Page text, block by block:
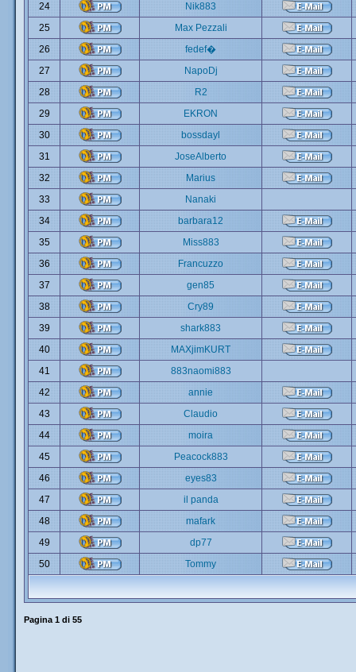
24
Nik883
25
Max Pezzali
26
fedef�
27
NapoDj
28
R2
29
EKRON
30
bossdayl
31
JoseAlberto
32
Marius
33
Nanaki
34
barbara12
35
Miss883
36
Francuzzo
37
gen85
38
Cry89
39
shark883
40
MAXjimKURT
41
883naomi883
42
annie
43
Claudio
44
moira
45
Peacock883
46
eyes83
47
il panda
48
mafark
49
dp77
50
Tommy
Pagina 1 di 55